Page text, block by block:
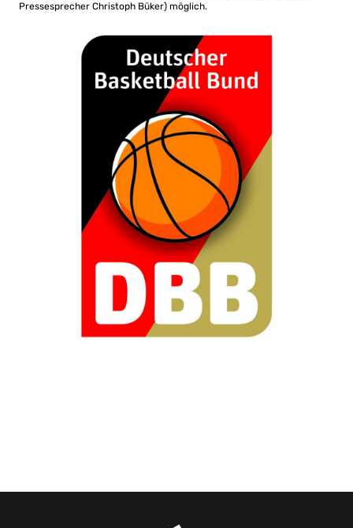
Pressesprecher Christoph Büker) möglich.